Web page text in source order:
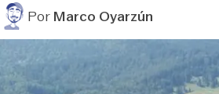
PorMarco Oyarzún